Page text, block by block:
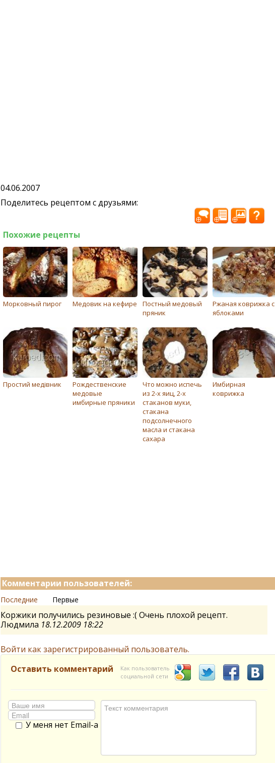
04.06.2007
Поделитесь рецептом с друзьями:
Похожие рецепты
Морковный пирог Мeдовик на кефире
Постный медовый
пряник
Ржаная коврижка с
яблоками
Простий медівник
Рождественские
медовые
имбирные пряники
Что можно испечь
из 2-х яиц, 2-х
стаканов муки,
стакана
подсолнечного
масла и стакана
сахара
Имбирная
коврижка
Комментарии пользователей:
Последние Первые
Коржики получились резиновые :( Очень плохой рецепт.
Людмила 18.12.2009 18:22
Войти как зарегистрированный пользователь.
Оставить комментарий
Как пользователь
социальной сети
У меня нет Email-а